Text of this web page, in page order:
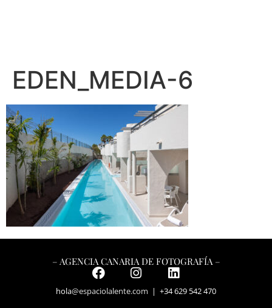
EDEN_MEDIA-6
– AGENCIA CANARIA DE FOTOGRAFÍA –
hola@espaciolalente.com | +34 629 542 470